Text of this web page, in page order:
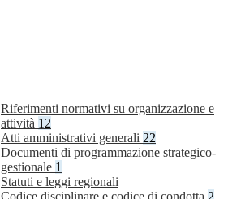
Riferimenti normativi su organizzazione e
attività 12
Atti amministrativi generali 22
Documenti di programmazione strategico-
gestionale 1
Statuti e leggi regionali